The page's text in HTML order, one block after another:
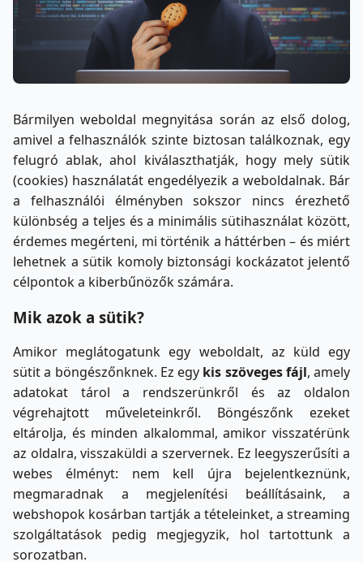
Bármilyen weboldal megnyitása során az első dolog,
amivel a felhasználók szinte biztosan találkoznak, egy
felugró ablak, ahol kiválaszthatják, hogy mely sütik
(cookies) használatát engedélyezik a weboldalnak. Bár
a felhasználói élményben sokszor nincs érezhető
különbség a teljes és a minimális sütihasználat között,
érdemes megérteni, mi történik a háttérben – és miért
lehetnek a sütik komoly biztonsági kockázatot jelentő
célpontok a kiberbűnözők számára.
Mik azok a sütik?
Amikor meglátogatunk egy weboldalt, az küld egy
sütit a böngészőnknek. Ez egy kis szöveges fájl, amely
adatokat tárol a rendszerünkről és az oldalon
végrehajtott műveleteinkről. Böngészőnk ezeket
eltárolja, és minden alkalommal, amikor visszatérünk
az oldalra, visszaküldi a szervernek. Ez leegyszerűsíti a
webes élményt: nem kell újra bejelentkeznünk,
megmaradnak a megjelenítési beállításaink, a
webshopok kosárban tartják a tételeinket, a streaming
szolgáltatások pedig megjegyzik, hol tartottunk a
sorozatban.